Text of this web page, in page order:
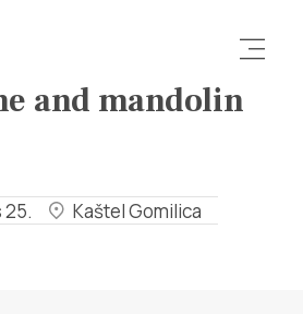
and mandolin
25. Kaštel Gomilica